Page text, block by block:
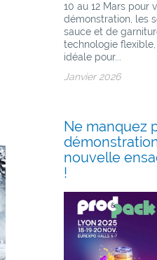
10 au 12 Mars pour
démonstration, les
sauce et de
technologie
idéale pour...
Janvier 2026
Ne manquez
nouvelle
!